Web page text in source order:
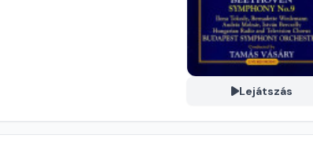
Lejátszás